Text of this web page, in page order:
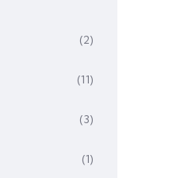
(2)
(11)
(3)
(1)